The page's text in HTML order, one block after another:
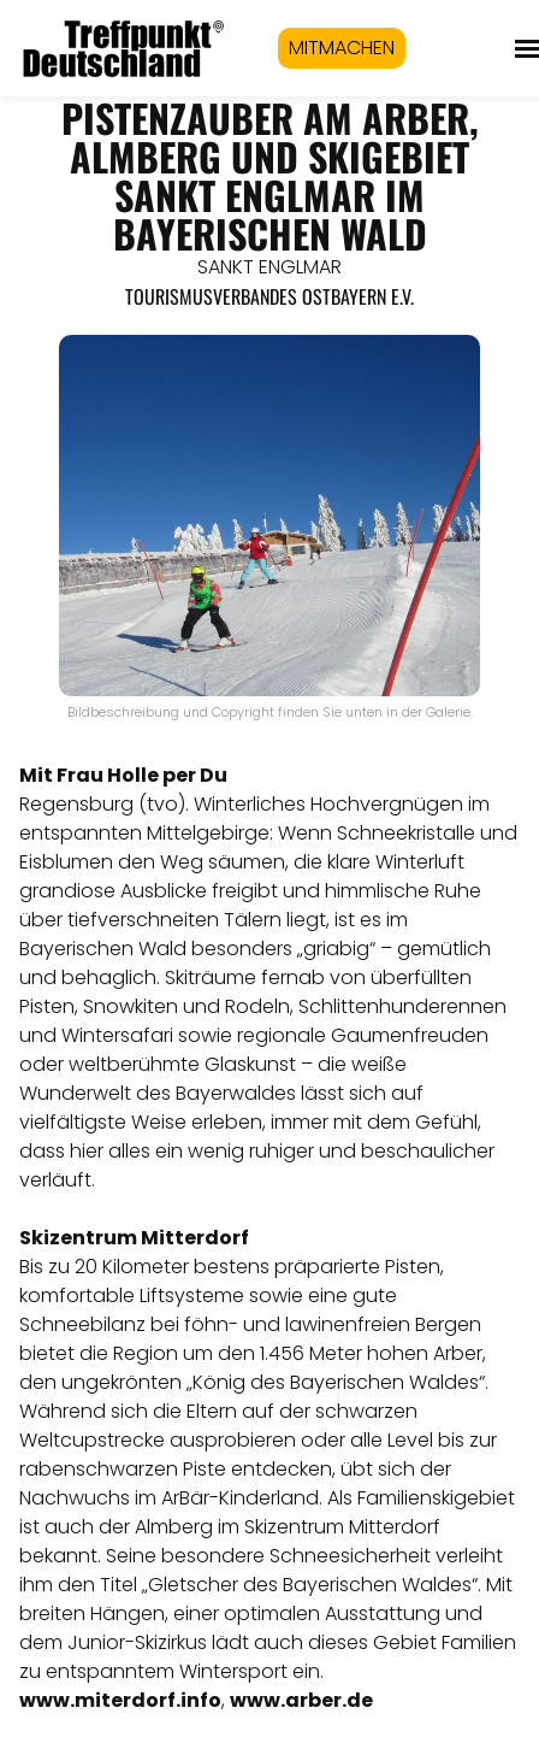
MITMACHEN
PISTENZAUBER AM ARBER,
ALMBERG UND SKIGEBIET
SANKT ENGLMAR IM
BAYERISCHEN WALD
SANKT ENGLMAR
TOURISMUSVERBANDES OSTBAYERN E.V.
Bildbeschreibung und Copyright finden Sie unten in der Galerie.
Mit Frau Holle per Du
Regensburg (tvo). Winterliches Hochvergnügen im
entspannten Mittelgebirge: Wenn Schneekristalle und
Eisblumen den Weg säumen, die klare Winterluft
grandiose Ausblicke freigibt und himmlische Ruhe
über tiefverschneiten Tälern liegt, ist es im
Bayerischen Wald besonders „griabig“ – gemütlich
und behaglich. Skiträume fernab von überfüllten
Pisten, Snowkiten und Rodeln, Schlittenhunderennen
und Wintersafari sowie regionale Gaumenfreuden
oder weltberühmte Glaskunst – die weiße
Wunderwelt des Bayerwaldes lässt sich auf
vielfältigste Weise erleben, immer mit dem Gefühl,
dass hier alles ein wenig ruhiger und beschaulicher
verläuft.
Skizentrum Mitterdorf
Bis zu 20 Kilometer bestens präparierte Pisten,
komfortable Liftsysteme sowie eine gute
Schneebilanz bei föhn- und lawinenfreien Bergen
bietet die Region um den 1.456 Meter hohen Arber,
den ungekrönten „König des Bayerischen Waldes“.
Während sich die Eltern auf der schwarzen
Weltcupstrecke ausprobieren oder alle Level bis zur
rabenschwarzen Piste entdecken, übt sich der
Nachwuchs im ArBär-Kinderland. Als Familienskigebiet
ist auch der Almberg im Skizentrum Mitterdorf
bekannt. Seine besondere Schneesicherheit verleiht
ihm den Titel „Gletscher des Bayerischen Waldes“. Mit
breiten Hängen, einer optimalen Ausstattung und
dem Junior-Skizirkus lädt auch dieses Gebiet Familien
zu entspanntem Wintersport ein.
www.miterdorf.info,www.arber.de